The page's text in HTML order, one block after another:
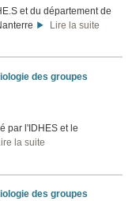
et du département de
Lire la suite
des groupes
par l'IDHES et le
la suite
des groupes